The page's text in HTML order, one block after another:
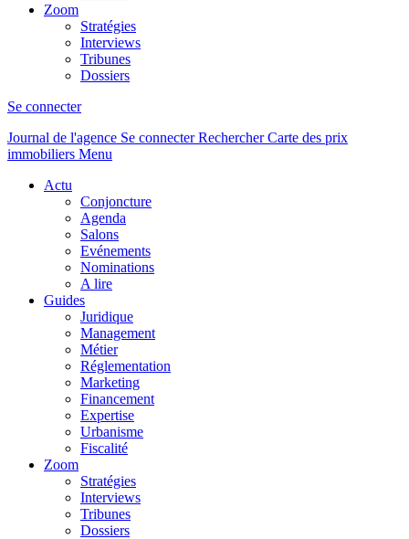
Zoom
Stratégies
Interviews
Tribunes
Dossiers
Se connecter
Journal de l'agence Se connecterRechercher Carte des prix
immobiliers Menu
Actu
Conjoncture
Agenda
Salons
Evénements
Nominations
A lire
Guides
Juridique
Management
Métier
Réglementation
Marketing
Financement
Expertise
Urbanisme
Fiscalité
Zoom
Stratégies
Interviews
Tribunes
Dossiers